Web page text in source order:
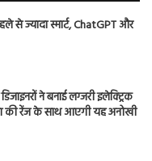
से ज्यादा स्मार्ट, ChatGPT और
ने बनाई लग्जरी इलेक्ट्रिक
की रेंज के साथ आएगी यह अनोखी